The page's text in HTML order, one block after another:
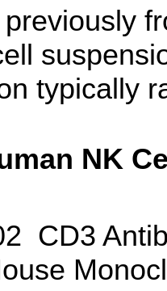
typically
NK
CD3